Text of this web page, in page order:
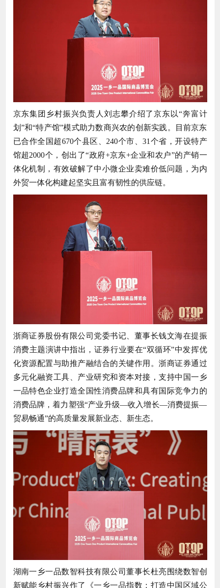
京东集团乡村振兴负责人刘志攀介绍了京东以“奔富计
划”和“特产馆”模式助力数商兴农的创新实践。目前京东
已合作全国超670个县区、240个市、31个省，开设特产
馆超2000个，创出了“政府+京东+企业和农户”的产销一
体化机制，有效破解了中小微企业卖难价低问题，为内
外贸一体化构建起坚实且富有韧性的供应链。
浙商证券股份有限公司党委书记、董事长钱文海在提振
消费主题演讲中指出，证券行业要在“双循环”中发挥优
化资源配置与助推产融结合的关键作用。浙商证券通过
多元化融资工具、产业研究和资本对接，支持中国一乡
一品特色企业打造全国性消费品牌和具有国际竞争力的
消费品牌，着力塑强“产业升级—收入增长—消费提振—
贸易畅通”的高质量发展新业态、新生态。
湖南一乡一品数智科技有限公司董事长杜亮围绕数智创
新赋能乡村振兴作了《一乡一品指数：打造中国区域公